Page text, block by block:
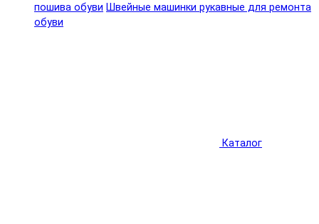
пошива обуви Швейные машинки рукавные для ремонта
обуви
Каталог